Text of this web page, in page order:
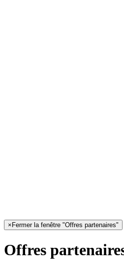
× Fermer la fenêtre "Offres partenaires"
Offres